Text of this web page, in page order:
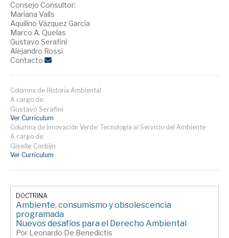
Consejo Consultor:
Mariana Valls
Aquilino Vázquez García
Marco A. Quelas
Gustavo Serafini
Alejandro Rossi
Contacto
Columna de Historia Ambiental
A cargo de:
Gustavo Serafini
Ver Curriculum
Columna de Innovación Verde: Tecnología al Servicio del Ambiente
A cargo de:
Giselle Corbijn
Ver Curriculum
DOCTRINA
Ambiente, consumismo y obsolescencia
programada
Nuevos desafíos para el Derecho Ambiental
Por Leonardo De Benedictis